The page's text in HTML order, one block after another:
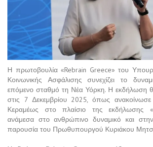
Η πρωτοβουλία «Rebrain Greece» του
Κοινωνικής Ασφάλισης συνεχίζει το
επόμενο σταθμό τη Νέα Υόρκη. Η εκδήλωση
στις 7 Δεκεμβρίου 2025, όπως
Κεραμέως στο πλαίσιο της εκδήλωσης
ανάμεσα στο ανθρώπινο δυναμικό και
παρουσία του Πρωθυπουργού Κυριάκου